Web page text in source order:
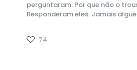
perguntaram: Por que não o
Responderam eles: Jamais
74